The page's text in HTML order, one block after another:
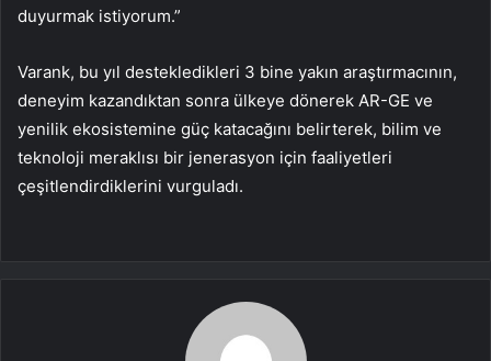
duyurmak istiyorum.”
Varank, bu yıl destekledikleri 3 bine yakın araştırmacının,
deneyim kazandıktan sonra ülkeye dönerek AR-GE ve
yenilik ekosistemine güç katacağını belirterek, bilim ve
teknoloji meraklısı bir jenerasyon için faaliyetleri
çeşitlendirdiklerini vurguladı.